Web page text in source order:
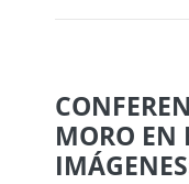
MORO EN